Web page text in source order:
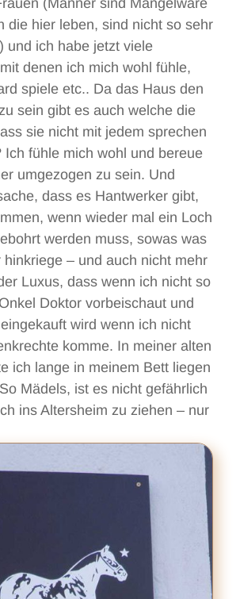
die hier leben, sind nicht so sehr
und ich habe jetzt viele
denen ich mich wohl fühle,
spiele etc.. Da das Haus den
sein gibt es auch welche die
sie nicht mit jedem sprechen
Ich fühle mich wohl und bereue
umgezogen zu sein. Und
dass es Hantwerker gibt,
wenn wieder mal ein Loch
werden muss, sowas was
hinkriege – und auch nicht mehr
Luxus, dass wenn ich nicht so
Doktor vorbeischaut und
wird wenn ich nicht
komme. In meiner alten
ich lange in meinem Bett liegen
Mädels, ist es nicht gefährlich
ins Altersheim zu ziehen – nur